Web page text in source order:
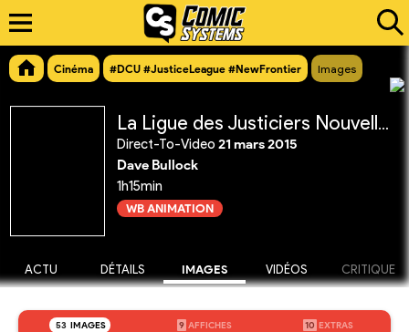
Cinéma #DCU #JusticeLeague #NewFrontier Images
La Ligue des Justiciers Nouvelle Frontière
Direct-To-Video 21 mars 2015
Dave Bullock
1h15min
WB ANIMATION
ACTU DÉTAILS IMAGES VIDÉOS CRITIQUE
53 IMAGES 9 AFFICHES 10 EXTRAS